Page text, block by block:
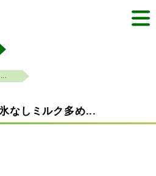
...
なしミルク多め...